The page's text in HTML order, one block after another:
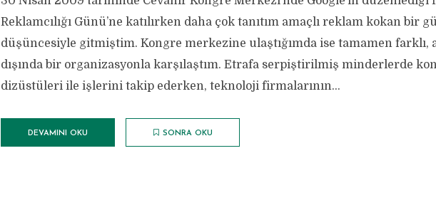
Reklamcılığı Günü’ne katılırken daha çok tanıtım amaçlı reklam kokan bir
düşüncesiyle gitmiştim. Kongre merkezine ulaştığımda ise tamamen farklı,
dışında bir organizasyonla karşılaştım. Etrafa serpiştirilmiş minderlerde
dizüstüleri ile işlerini takip ederken, teknoloji firmalarının...
DEVAMINI OKU SONRA OKU